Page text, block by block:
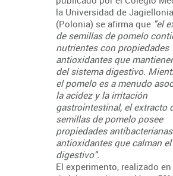
la Universidad de
(Polonia) se afirma que "el
de semillas de pomelo
nutrientes con propiedades
antioxidantes que
del sistema digestivo.
el pomelo es a menudo
la acidez y la irritación
gastrointestinal, el extracto
semillas de pomelo posee
propiedades
antioxidantes que calman
digestivo".
El experimento, realizado